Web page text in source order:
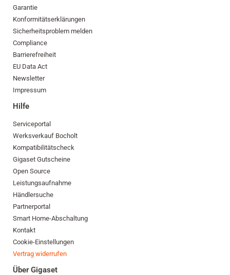
Garantie
Konformitätserklärungen
Sicherheitsproblem melden
Compliance
Barrierefreiheit
EU Data Act
Newsletter
Impressum
Hilfe
Serviceportal
Werksverkauf Bocholt
Kompatibilitätscheck
Gigaset Gutscheine
Open Source
Leistungsaufnahme
Händlersuche
Partnerportal
Smart Home-Abschaltung
Kontakt
Cookie-Einstellungen
Vertrag widerrufen
Über Gigaset